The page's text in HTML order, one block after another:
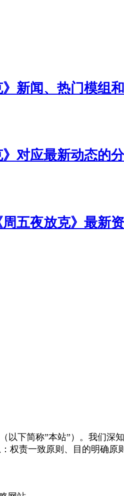
新闻、热门模组
对应最新动态的
五夜放克》最新
以下简称”本站”）。我们
权责一致原则、目的明确原